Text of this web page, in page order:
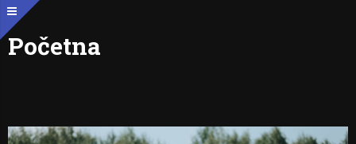
Početna